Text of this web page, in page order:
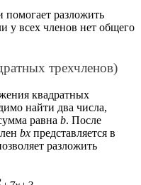
разложить
у всех членов нет общего
трехчленов)
квадратных
найти два числа,
равна b. После
bx представляется в
разложить